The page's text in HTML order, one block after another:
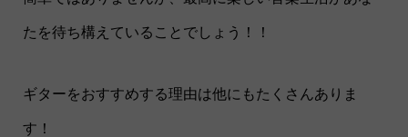
たを待ち構えていることでしょう！！
ギターをおすすめする理由は他にもたくさんありま
す！